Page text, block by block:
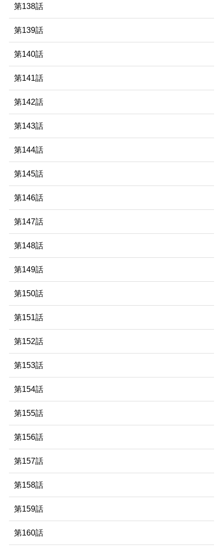
第138話
第139話
第140話
第141話
第142話
第143話
第144話
第145話
第146話
第147話
第148話
第149話
第150話
第151話
第152話
第153話
第154話
第155話
第156話
第157話
第158話
第159話
第160話